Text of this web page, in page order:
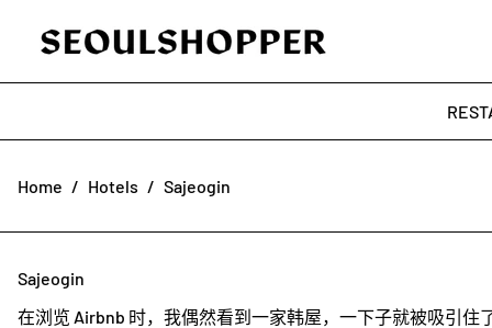
Home / Hotels / Sajeogin
Sajeogin
在浏览 Airbnb 时，我偶然看到一家韩屋，一下子就被吸引住